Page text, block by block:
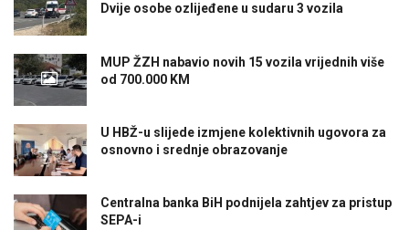
Dvije osobe ozlijeđene u sudaru 3 vozila
MUP ŽZH nabavio novih 15 vozila vrijednih više
od 700.000 KM
U HBŽ-u slijede izmjene kolektivnih ugovora za
osnovno i srednje obrazovanje
Centralna banka BiH podnijela zahtjev za pristup
SEPA-i